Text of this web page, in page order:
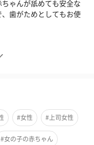
ゃんが舐めても安全な
歯がためとしてもお使
#女性 #上司女性
#女の子の赤ちゃん